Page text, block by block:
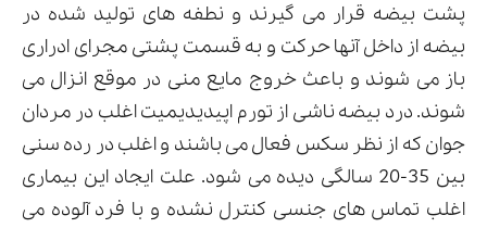
پشت بیضه قرار می گیرند و نطفه های تولید شده در
بیضه از داخل آنها حرکت و به قسمت پشتی مجرای ادراری
باز می شوند و باعث خروج مایع منی در موقع انزال می
شوند. درد بیضه ناشی از تورم اپیدیدیمیت اغلب در مردان
جوان که از نظر سکس فعال می باشند و اغلب در رده سنی
بین 35-20 سالگی دیده می شود. علت ایجاد این بیماری
اغلب تماس های جنسی کنترل نشده و با فرد آلوده می